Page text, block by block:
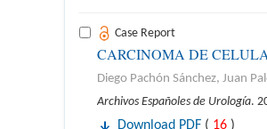
Case Report
CARCINOMA DE
Diego Pachón Sánchez, Juan
Archivos Españoles de Urología.
Download PDF ( 16 )